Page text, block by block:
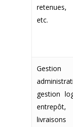
retenues,
etc.
Gestion
gestion
entrepôt,
livraisons